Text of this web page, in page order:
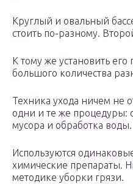
Круглый и овальный
стоить по-разному.
К тому же установить его
большого количества
Техника ухода ничем не
одни и те же процедуры:
мусора и обработка воды.
Используются
химические препараты.
методике уборки грязи.